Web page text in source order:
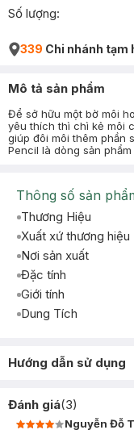
Số lượng:
339 Chi nhánh tạm
Mô tả sản phẩm
Để sở hữu một bờ môi
yêu thích thì chì kẻ môi
giúp đôi môi thêm phần
Pencil là dòng sản
Thông số sản
Thương Hiệu
Xuất xứ thương hiệu
Nơi sản xuất
Đặc tính
Giới tính
Dung Tích
Hướng dẫn sử dụng
Đánh giá(3)
Nguyễn Đỗ